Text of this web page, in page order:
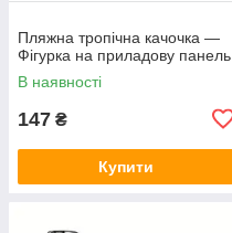
Пляжна тропічна качочка —
Фігурка на приладову панель
В наявності
147 ₴
Купити